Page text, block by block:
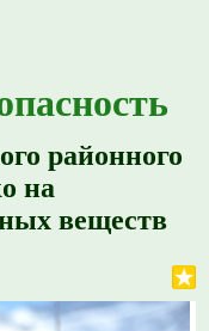
районного
на
веществ